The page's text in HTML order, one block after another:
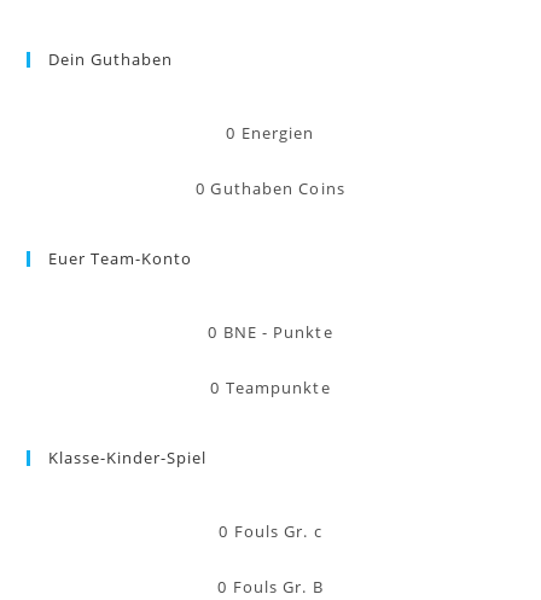
Dein Guthaben
0 Energien
0 Guthaben Coins
Euer Team-Konto
0 BNE - Punkte
0 Teampunkte
Klasse-Kinder-Spiel
0 Fouls Gr. c
0 Fouls Gr. B